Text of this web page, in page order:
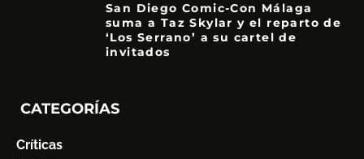
San Diego Comic-Con Málaga
suma a Taz Skylar y el reparto de
‘Los Serrano’ a su cartel de
invitados
CATEGORÍAS
Críticas